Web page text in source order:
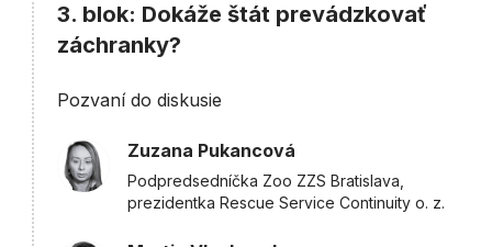
3. blok: Dokáže štát prevádzkovať
záchranky?
Pozvaní do diskusie
Zuzana Pukancová
Podpredsedníčka Zoo ZZS Bratislava,
prezidentka Rescue Service Continuity o. z.